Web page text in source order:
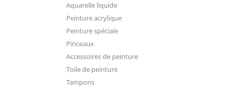
Aquarelle liquide
Peinture acrylique
Peinture spéciale
Pinceaux
Accessoires de peinture
Toile de peinture
Tampons